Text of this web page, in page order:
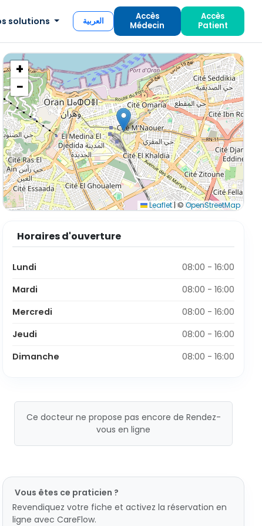
solutions العربية
Accès
Médecin
Accès
Patient
+
−
Leaflet|©OpenStreetMap
Horaires d'ouverture
Lundi
08:00 - 16:00
Mardi
08:00 - 16:00
Mercredi
08:00 - 16:00
Jeudi
08:00 - 16:00
Dimanche
08:00 - 16:00
Ce docteur ne propose pas encore de Rendez-
vous en ligne
Vous êtes ce praticien ?
Revendiquez votre fiche et activez la réservation en
ligne avec CareFlow.